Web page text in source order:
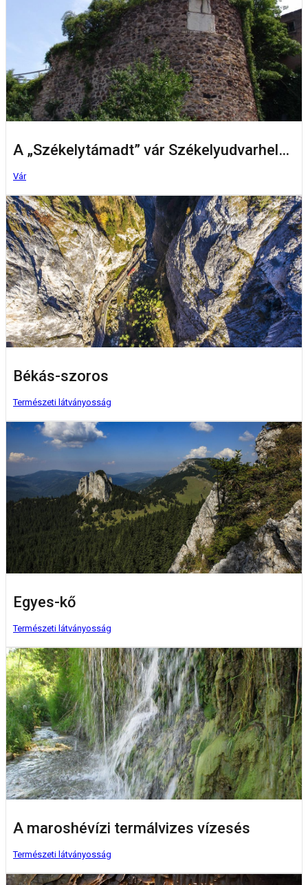
A „Székelytámadt” vár Székelyudvarhelyen
Vár
Békás-szoros
Természeti látványosság
Egyes-kő
Természeti látványosság
A maroshévízi termálvizes vízesés
Természeti látványosság